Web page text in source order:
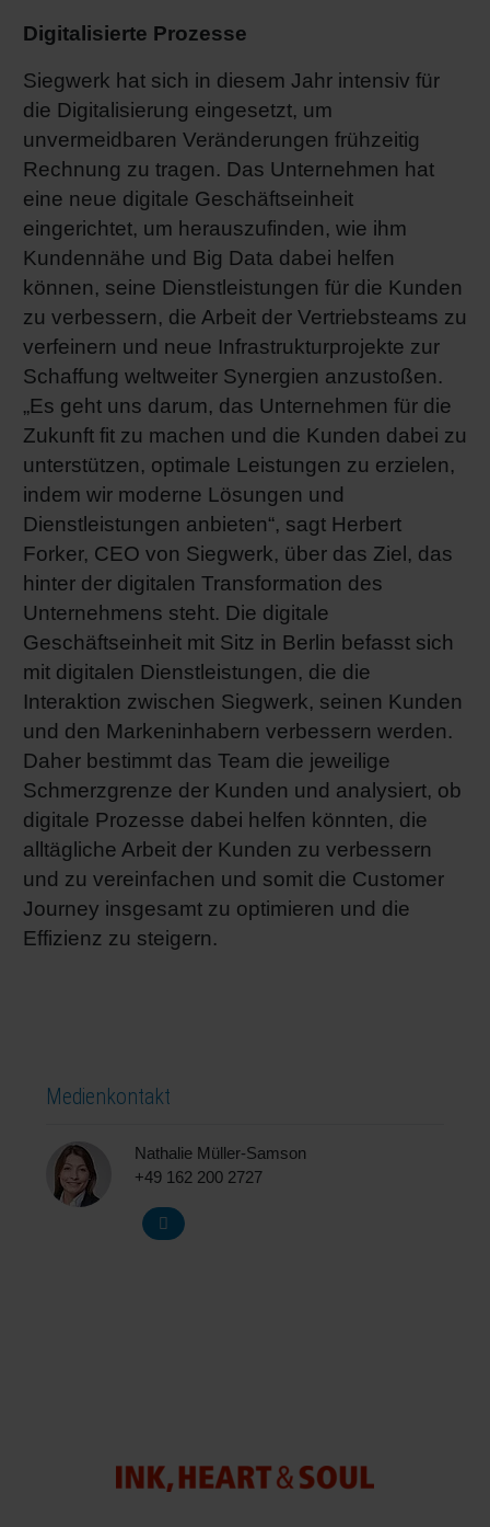
Digitalisierte Prozesse
Siegwerk hat sich in diesem Jahr intensiv für
die Digitalisierung eingesetzt, um
unvermeidbaren Veränderungen frühzeitig
Rechnung zu tragen. Das Unternehmen hat
eine neue digitale Geschäftseinheit
eingerichtet, um herauszufinden, wie ihm
Kundennähe und Big Data dabei helfen
können, seine Dienstleistungen für die Kunden
zu verbessern, die Arbeit der Vertriebsteams zu
verfeinern und neue Infrastrukturprojekte zur
Schaffung weltweiter Synergien anzustoßen.
„Es geht uns darum, das Unternehmen für die
Zukunft fit zu machen und die Kunden dabei zu
unterstützen, optimale Leistungen zu erzielen,
indem wir moderne Lösungen und
Dienstleistungen anbieten“, sagt Herbert
Forker, CEO von Siegwerk, über das Ziel, das
hinter der digitalen Transformation des
Unternehmens steht. Die digitale
Geschäftseinheit mit Sitz in Berlin befasst sich
mit digitalen Dienstleistungen, die die
Interaktion zwischen Siegwerk, seinen Kunden
und den Markeninhabern verbessern werden.
Daher bestimmt das Team die jeweilige
Schmerzgrenze der Kunden und analysiert, ob
digitale Prozesse dabei helfen könnten, die
alltägliche Arbeit der Kunden zu verbessern
und zu vereinfachen und somit die Customer
Journey insgesamt zu optimieren und die
Effizienz zu steigern.
Medienkontakt
Nathalie Müller-Samson
+49 162 200 2727